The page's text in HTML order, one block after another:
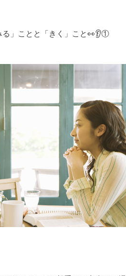
る」ことと「きく」こと👀👂①